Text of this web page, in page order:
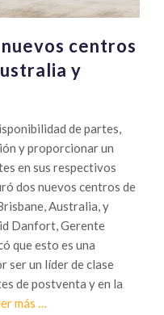
centros
y
de partes,
y proporcionar un
en sus respectivos
dos nuevos centros de
Australia, y
Danfort, Gerente
que esto es una
ser un líder de clase
de postventa y en la
más …